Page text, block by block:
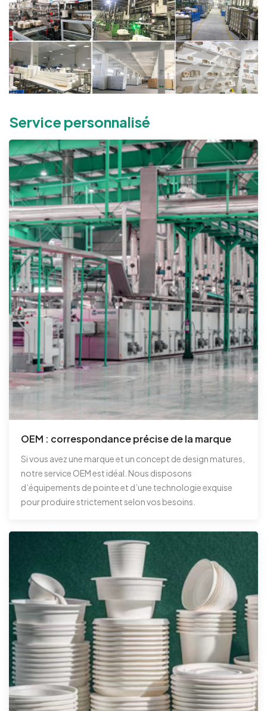
Service personnalisé
OEM : correspondance précise de la marque
Si vous avez une marque et un concept de design matures,
notre service OEM est idéal. Nous disposons
d’équipements de pointe et d’une technologie exquise
pour produire strictement selon vos besoins.